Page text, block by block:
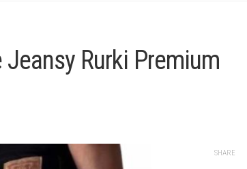
Rurki Premium
SHARE